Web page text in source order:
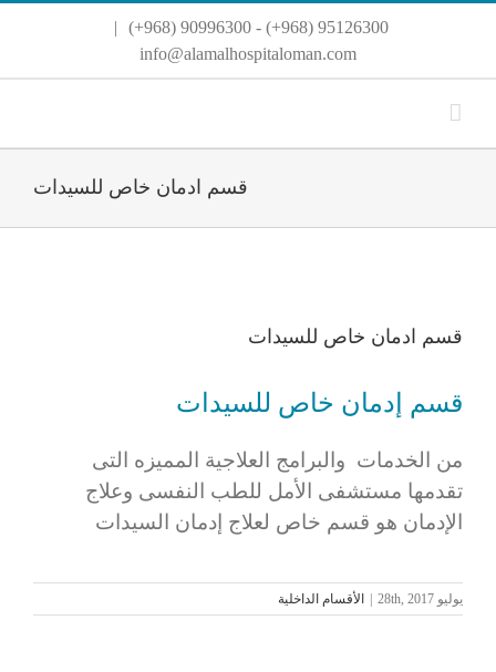
95126300 (968+) - 90996300 (968+)
|
info@alamalhospitaloman.com
قسم ادمان خاص للسيدات
Image
قسم ادمان خاص للسيدات
قسم إدمان خاص للسيدات
من الخدمات والبرامج العلاجية المميزه التى
تقدمها مستشفى الأمل للطب النفسى وعلاج
الإدمان هو قسم خاص لعلاج إدمان السيدات
يوليو 28th, 2017 الأقسام الداخلية